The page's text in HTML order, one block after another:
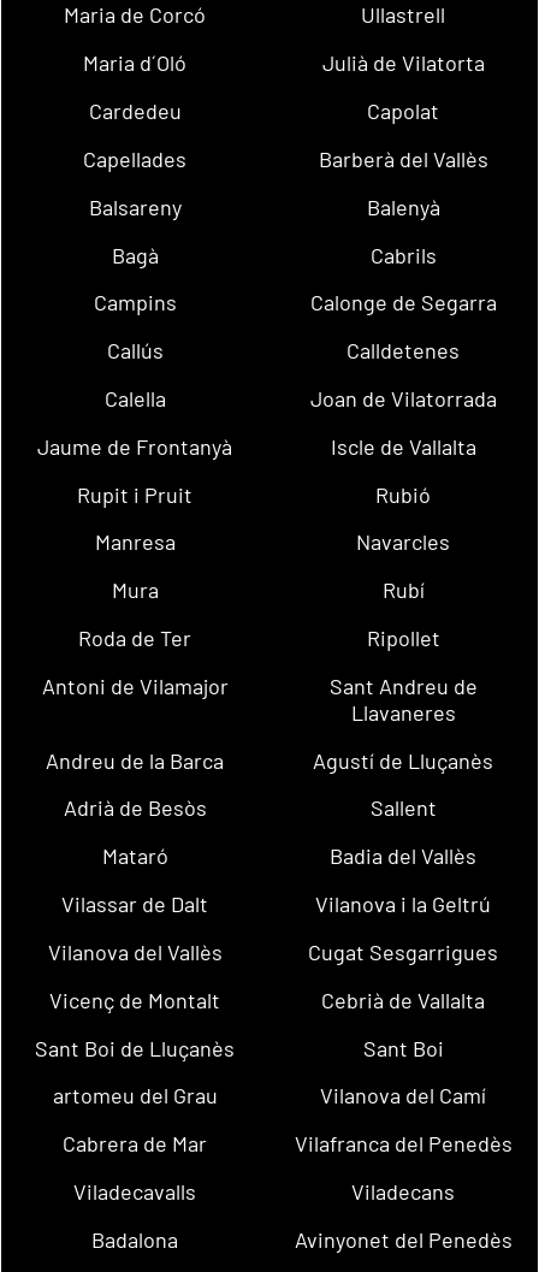
Maria de Corcó
Ullastrell
Maria d´Oló
Julià de Vilatorta
Cardedeu
Capolat
Capellades
Barberà del Vallès
Balsareny
Balenyà
Bagà
Cabrils
Campins
Calonge de Segarra
Callús
Calldetenes
Calella
Joan de Vilatorrada
Jaume de Frontanyà
Iscle de Vallalta
Rupit i Pruit
Rubió
Manresa
Navarcles
Mura
Rubí
Roda de Ter
Ripollet
Antoni de Vilamajor
Sant Andreu de
Llavaneres
Andreu de la Barca
Agustí de Lluçanès
Adrià de Besòs
Sallent
Mataró
Badia del Vallès
Vilassar de Dalt
Vilanova i la Geltrú
Vilanova del Vallès
Cugat Sesgarrigues
Vicenç de Montalt
Cebrià de Vallalta
Sant Boi de Lluçanès
Sant Boi
artomeu del Grau
Vilanova del Camí
Cabrera de Mar
Vilafranca del Penedès
Viladecavalls
Viladecans
Badalona
Avinyonet del Penedès